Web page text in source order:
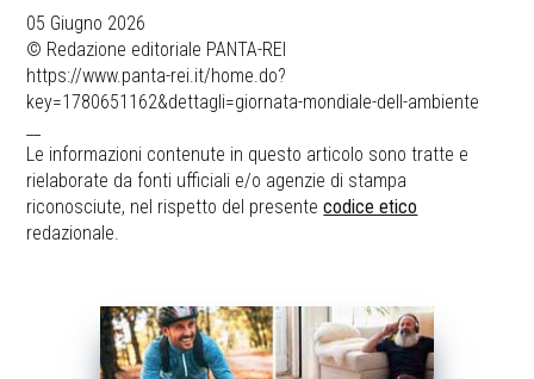
05 Giugno 2026
© Redazione editoriale PANTA-REI
https://www.panta-rei.it/home.do?
key=1780651162&dettagli=giornata-mondiale-dell-ambiente
Le informazioni contenute in questo articolo sono tratte e
rielaborate da fonti ufficiali e/o agenzie di stampa
riconosciute, nel rispetto del presentecodice etico
redazionale.